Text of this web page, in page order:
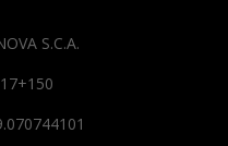
S.C.A.